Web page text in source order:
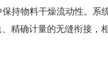
持物料干燥流动性。系
精确计量的无缝衔接，相